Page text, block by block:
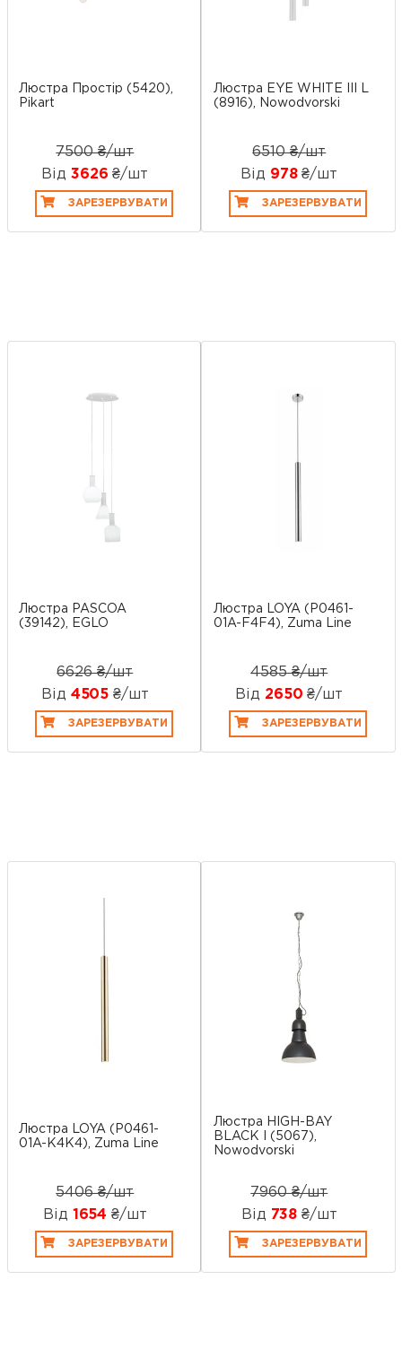
Люстра Простір (5420),
Pikart
7500 ₴/шт
Від 3626₴/шт
ЗАРЕЗЕРВУВАТИ
Люстра EYE WHITE III L
(8916), Nowodvorski
6510 ₴/шт
Від 978₴/шт
ЗАРЕЗЕРВУВАТИ
Люстра PASCOA
(39142), EGLO
6626 ₴/шт
Від 4505 ₴/шт
ЗАРЕЗЕРВУВАТИ
Люстра LOYA (P0461-
01A-F4F4), Zuma Line
4585 ₴/шт
Від 2650₴/шт
ЗАРЕЗЕРВУВАТИ
Люстра LOYA (P0461-
01A-K4K4), Zuma Line
5406 ₴/шт
Від 1654 ₴/шт
ЗАРЕЗЕРВУВАТИ
Люстра HIGH-BAY
BLACK I (5067),
Nowodvorski
7960 ₴/шт
Від 738 ₴/шт
ЗАРЕЗЕРВУВАТИ